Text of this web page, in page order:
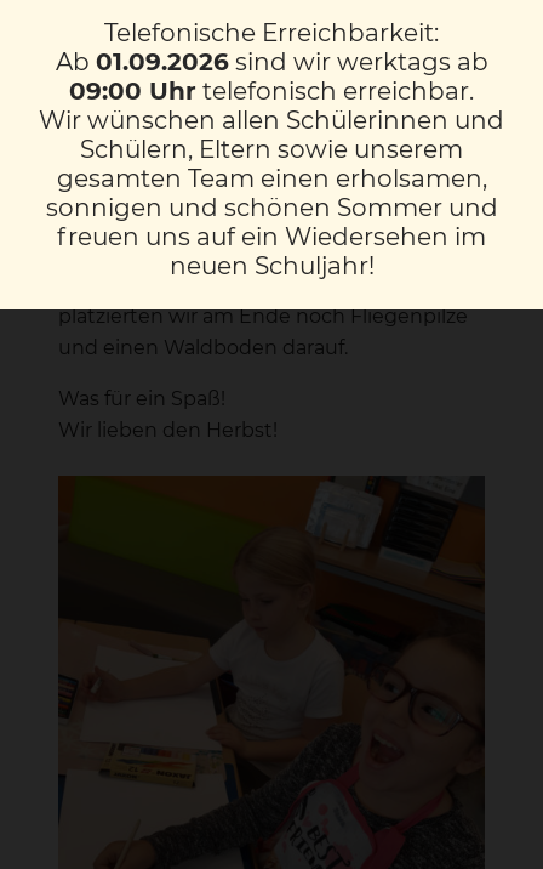
Du schnappst dir weiße
Öl-/Wachsmalkreiden und zeichnest ein
Motiv auf ein weißes Zeichenblatt. (Wir
haben Blätter gezeichnet.) Danach pinselst
du mit Wasserfarben darüber: Tadaaaaa,
plötzlich sieht man die weißen Blätter
durchleuchten!
Um unser Kunstwerk abzuschließen
platzierten wir am Ende noch Fliegenpilze
und einen Waldboden darauf.
Was für ein Spaß!
Wir lieben den Herbst!
Telefonische Erreichbarkeit:
Ab 01.09.2026sind wir werktags ab
09:00 Uhr telefonisch erreichbar.
Wir wünschen allen Schülerinnen und
Schülern, Eltern sowie unserem
gesamten Team einen erholsamen,
sonnigen und schönen Sommer und
freuen uns auf ein Wiedersehen im
neuen Schuljahr!